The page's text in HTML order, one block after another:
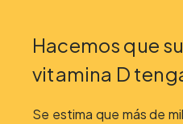
Hacemos que
vitamina D
Se estima que más de